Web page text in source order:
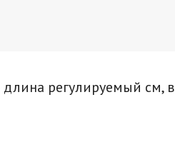
регулируемый см,